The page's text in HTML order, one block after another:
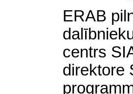
ERAB
centrs
direktore